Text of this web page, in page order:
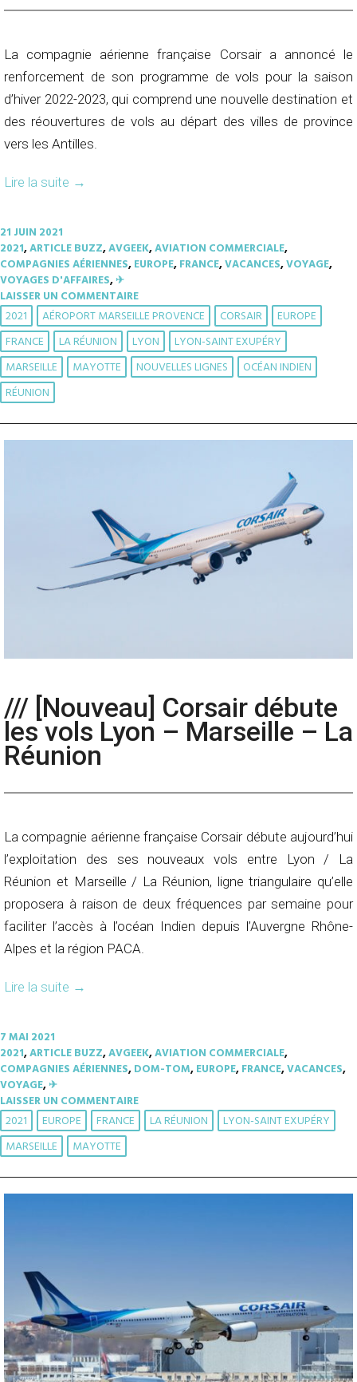
La compagnie aérienne française Corsair a annoncé le
renforcement de son programme de vols pour la saison
d’hiver 2022-2023, qui comprend une nouvelle destination et
des réouvertures de vols au départ des villes de province
vers les Antilles.
Lire la suite →
21 JUIN 2021
2021,ARTICLE BUZZ,AVGEEK,AVIATION COMMERCIALE,
COMPAGNIES AÉRIENNES,EUROPE,FRANCE,VACANCES,VOYAGE,
VOYAGES D'AFFAIRES,✈︎
LAISSER UN COMMENTAIRE
2021 AÉROPORT MARSEILLE PROVENCE CORSAIR
EUROPE
FRANCE
LA RÉUNION LYON
LYON-SAINT EXUPÉRY
MARSEILLE
MAYOTTE NOUVELLES LIGNES
OCÉAN INDIEN
RÉUNION
/// [Nouveau] Corsair débute
les vols Lyon – Marseille – La
Réunion
La compagnie aérienne française Corsair débute aujourd’hui
l’exploitation des ses nouveaux vols entre Lyon / La
Réunion et Marseille / La Réunion, ligne triangulaire qu’elle
proposera à raison de deux fréquences par semaine pour
faciliter l’accès à l’océan Indien depuis l’Auvergne Rhône-
Alpes et la région PACA.
Lire la suite →
7 MAI 2021
2021,ARTICLE BUZZ,AVGEEK,AVIATION COMMERCIALE,
COMPAGNIES AÉRIENNES,DOM-TOM,EUROPE,FRANCE,VACANCES,
VOYAGE,✈︎
LAISSER UN COMMENTAIRE
2021 EUROPE FRANCE LA RÉUNION
LYON-SAINT EXUPÉRY
MARSEILLE
MAYOTTE